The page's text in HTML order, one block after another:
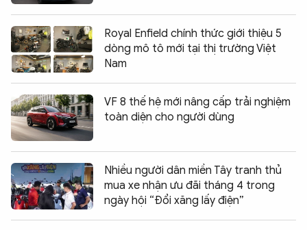
Royal Enfield chính thức giới thiệu 5
dòng mô tô mới tại thị trường Việt
Nam
VF 8 thế hệ mới nâng cấp trải nghiệm
toàn diện cho người dùng
Nhiều người dân miền Tây tranh thủ
mua xe nhận ưu đãi tháng 4 trong
ngày hội “Đổi xăng lấy điện”